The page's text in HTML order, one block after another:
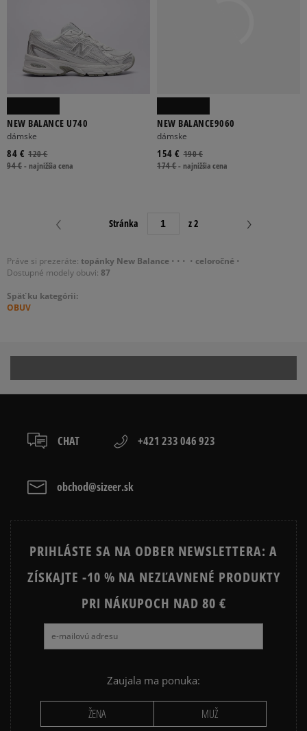
Práve si prezeráte: topánky New Balance • • • • celoročné •
Dostupné modely obuvi: 87
Späť ku kategórii:
OBUV
NEW BALANCE U740
dámske
120 €
84 €
94 €-najnižšia cena
NEW BALANCE9060
dámske
190 €
154 €
174 €-najnižšia cena
Stránka z 2
CHAT +421 233 046 923
obchod@sizeer.sk
PRIHLÁSTE SA NA ODBER NEWSLETTERA: A
ZÍSKAJTE -10 % NA NEZĽAVNENÉ PRODUKTY
PRI NÁKUPOCH NAD 80 €
Zaujala ma ponuka:
ŽENA MUŽ